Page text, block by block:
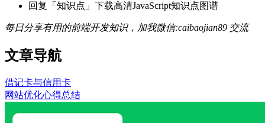
回复「知识点」下载高清JavaScript知识点图谱
每日分享有用的前端开发知识，加我微信:caibaojian89 交流
文章导航
借记卡与信用卡
网站优化心得总结